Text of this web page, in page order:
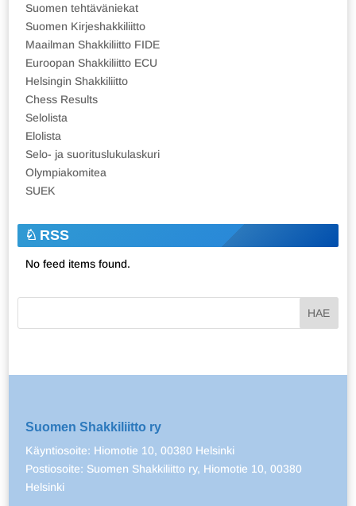
Suomen tehtäväniekat
Suomen Kirjeshakkiliitto
Maailman Shakkiliitto FIDE
Euroopan Shakkiliitto ECU
Helsingin Shakkiliitto
Chess Results
Selolista
Elolista
Selo- ja suorituslukulaskuri
Olympiakomitea
SUEK
RSS
No feed items found.
Suomen Shakkiliitto ry
Käyntiosoite: Hiomotie 10, 00380 Helsinki
Postiosoite: Suomen Shakkiliitto ry, Hiomotie 10, 00380
Helsinki